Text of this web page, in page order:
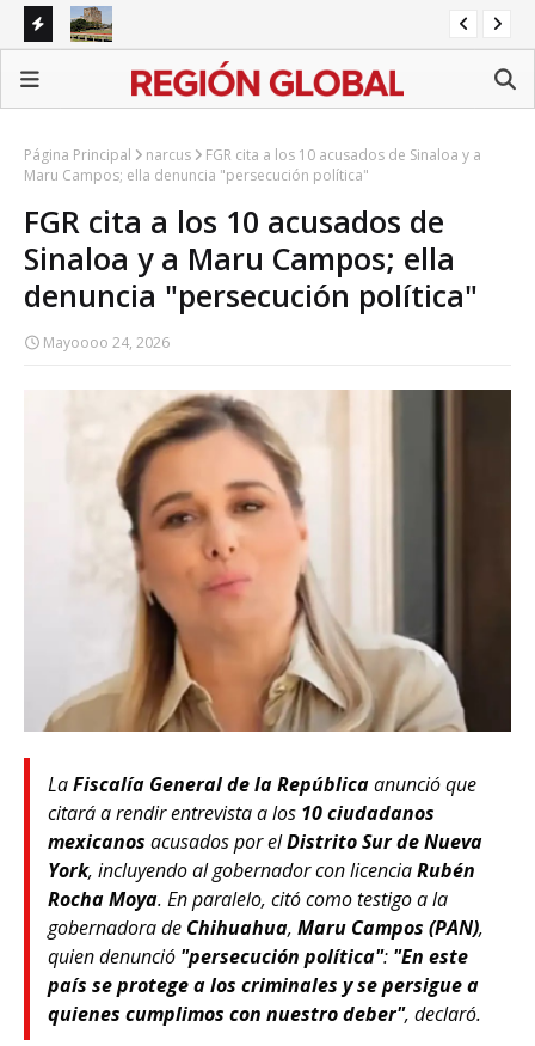
UNAM absorberá costo del examen de control; será
gratuito para aspirantes
Página Principal narcus
FGR cita a los 10 acusados de Sinaloa y a
Maru Campos; ella denuncia "persecución política"
FGR cita a los 10 acusados de
Sinaloa y a Maru Campos; ella
denuncia "persecución política"
Mayoooo 24, 2026
LaFiscalía General de la Repúblicaanunció que
citará a rendir entrevista a los 10 ciudadanos
mexicanos acusados por elDistrito Sur de Nueva
York, incluyendo al gobernador con licenciaRubén
Rocha Moya. En paralelo, citó como testigo a la
gobernadora de Chihuahua, Maru Campos (PAN),
quien denunció "persecución política": "En este
país se protege a los criminales y se persigue a
quienes cumplimos con nuestro deber", declaró.